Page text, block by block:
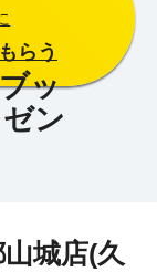
らう
城店(久